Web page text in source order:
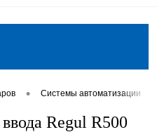
• Системы автоматизации
Regul R500